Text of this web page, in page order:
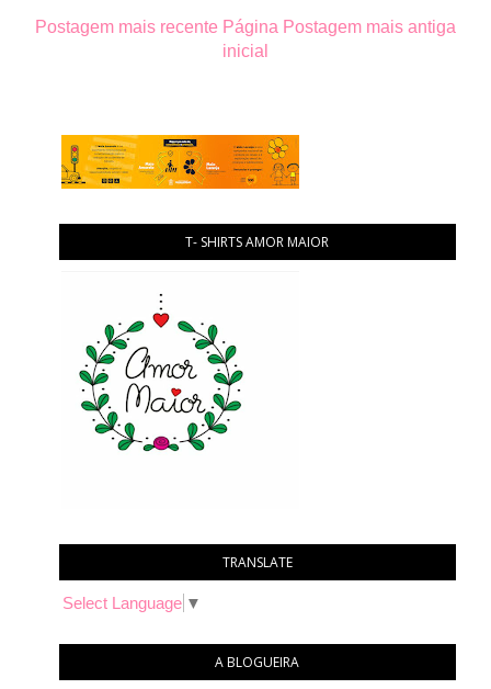
Postagem mais recente Postagem mais antiga
Página
inicial
T- SHIRTS AMOR MAIOR
TRANSLATE
Select Language ▼
A BLOGUEIRA